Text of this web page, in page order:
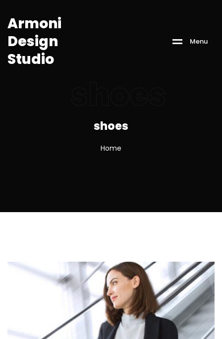
Armoni
Design
Studio
Menu
shoes
Home